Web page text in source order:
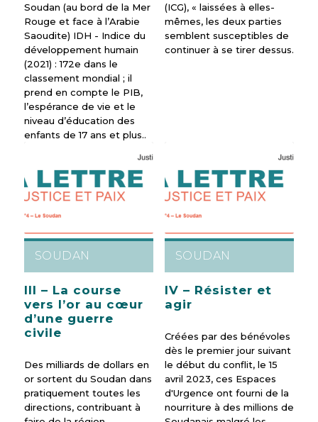
Soudan (au bord de la Mer
Rouge et face à l’Arabie
Saoudite) IDH - Indice du
développement humain
(2021) : 172e dans le
classement mondial ; il
prend en compte le PIB,
l’espérance de vie et le
niveau d’éducation des
enfants de 17 ans et plus..
(ICG), « laissées à elles-
mêmes, les deux parties
semblent susceptibles de
continuer à se tirer dessus.
SOUDAN
III – La course
vers l’or au cœur
d’une guerre
civile
Des milliards de dollars en
or sortent du Soudan dans
pratiquement toutes les
directions, contribuant à
SOUDAN
IV – Résister et
agir
Créées par des bénévoles
dès le premier jour suivant
le début du conflit, le 15
avril 2023, ces Espaces
d'Urgence ont fourni de la
nourriture à des millions de